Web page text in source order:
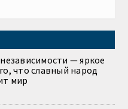
— яркое
что славный народ
мир